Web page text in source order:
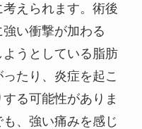
えられます。術後
い衝撃が加わる
うとしている脂肪
たり、炎症を起こ
る可能性がありま
、強い痛みを感じ